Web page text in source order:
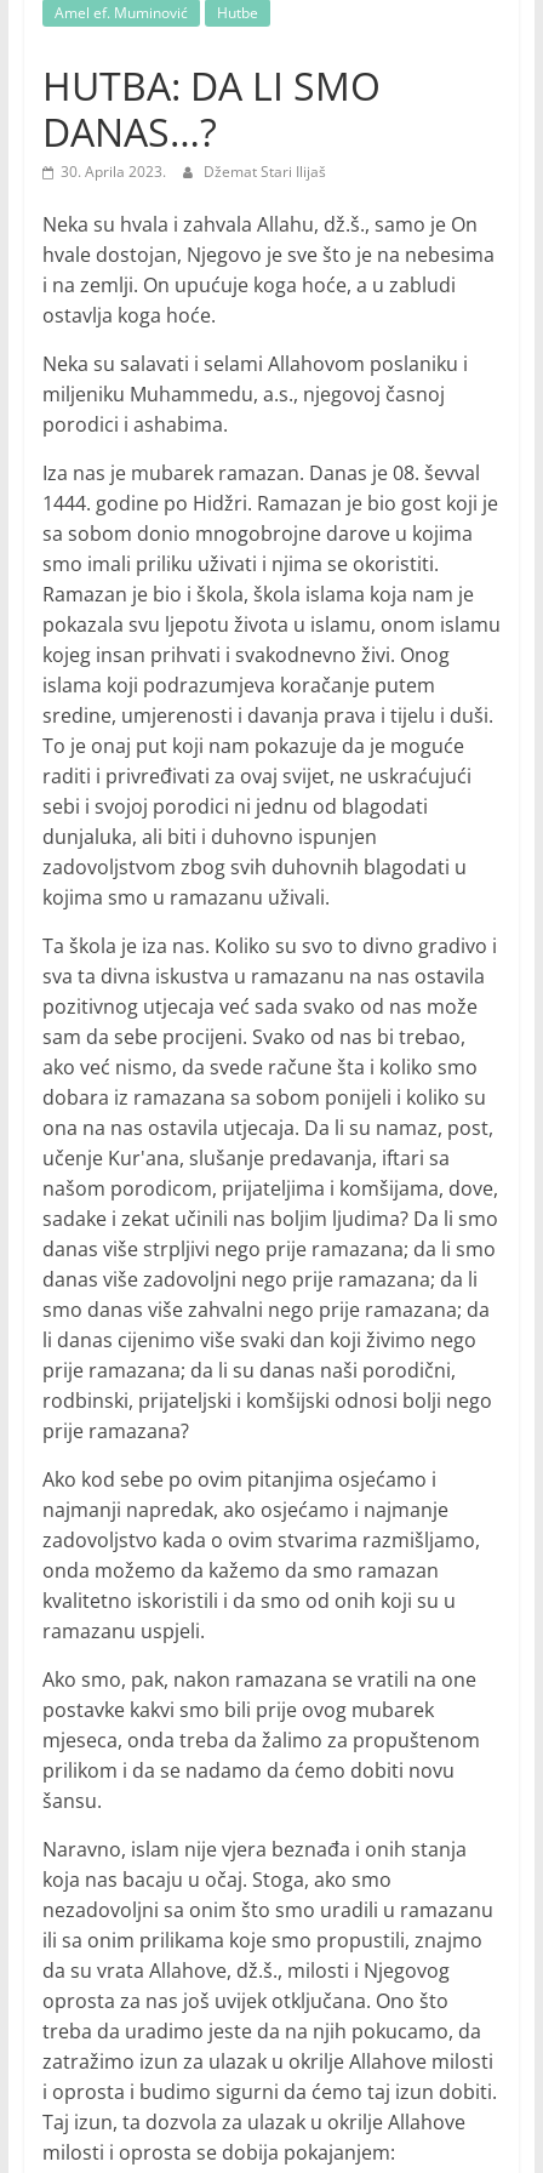
Amel ef. Muminović Hutbe
HUTBA: DA LI SMO
DANAS…?
30. Aprila 2023. Džemat Stari Ilijaš
Neka su hvala i zahvala Allahu, dž.š., samo je On
hvale dostojan, Njegovo je sve što je na nebesima
i na zemlji. On upućuje koga hoće, a u zabludi
ostavlja koga hoće.
Neka su salavati i selami Allahovom poslaniku i
miljeniku Muhammedu, a.s., njegovoj časnoj
porodici i ashabima.
Iza nas je mubarek ramazan. Danas je 08. ševval
1444. godine po Hidžri. Ramazan je bio gost koji je
sa sobom donio mnogobrojne darove u kojima
smo imali priliku uživati i njima se okoristiti.
Ramazan je bio i škola, škola islama koja nam je
pokazala svu ljepotu života u islamu, onom islamu
kojeg insan prihvati i svakodnevno živi. Onog
islama koji podrazumjeva koračanje putem
sredine, umjerenosti i davanja prava i tijelu i duši.
To je onaj put koji nam pokazuje da je moguće
raditi i privređivati za ovaj svijet, ne uskraćujući
sebi i svojoj porodici ni jednu od blagodati
dunjaluka, ali biti i duhovno ispunjen
zadovoljstvom zbog svih duhovnih blagodati u
kojima smo u ramazanu uživali.
Ta škola je iza nas. Koliko su svo to divno gradivo i
sva ta divna iskustva u ramazanu na nas ostavila
pozitivnog utjecaja već sada svako od nas može
sam da sebe procijeni. Svako od nas bi trebao,
ako već nismo, da svede račune šta i koliko smo
dobara iz ramazana sa sobom ponijeli i koliko su
ona na nas ostavila utjecaja. Da li su namaz, post,
učenje Kur'ana, slušanje predavanja, iftari sa
našom porodicom, prijateljima i komšijama, dove,
sadake i zekat učinili nas boljim ljudima? Da li smo
danas više strpljivi nego prije ramazana; da li smo
danas više zadovoljni nego prije ramazana; da li
smo danas više zahvalni nego prije ramazana; da
li danas cijenimo više svaki dan koji živimo nego
prije ramazana; da li su danas naši porodični,
rodbinski, prijateljski i komšijski odnosi bolji nego
prije ramazana?
Ako kod sebe po ovim pitanjima osjećamo i
najmanji napredak, ako osjećamo i najmanje
zadovoljstvo kada o ovim stvarima razmišljamo,
onda možemo da kažemo da smo ramazan
kvalitetno iskoristili i da smo od onih koji su u
ramazanu uspjeli.
Ako smo, pak, nakon ramazana se vratili na one
postavke kakvi smo bili prije ovog mubarek
mjeseca, onda treba da žalimo za propuštenom
prilikom i da se nadamo da ćemo dobiti novu
šansu.
Naravno, islam nije vjera beznađa i onih stanja
koja nas bacaju u očaj. Stoga, ako smo
nezadovoljni sa onim što smo uradili u ramazanu
ili sa onim prilikama koje smo propustili, znajmo
da su vrata Allahove, dž.š., milosti i Njegovog
oprosta za nas još uvijek otključana. Ono što
treba da uradimo jeste da na njih pokucamo, da
zatražimo izun za ulazak u okrilje Allahove milosti
i oprosta i budimo sigurni da ćemo taj izun dobiti.
Taj izun, ta dozvola za ulazak u okrilje Allahove
milosti i oprosta se dobija pokajanjem: